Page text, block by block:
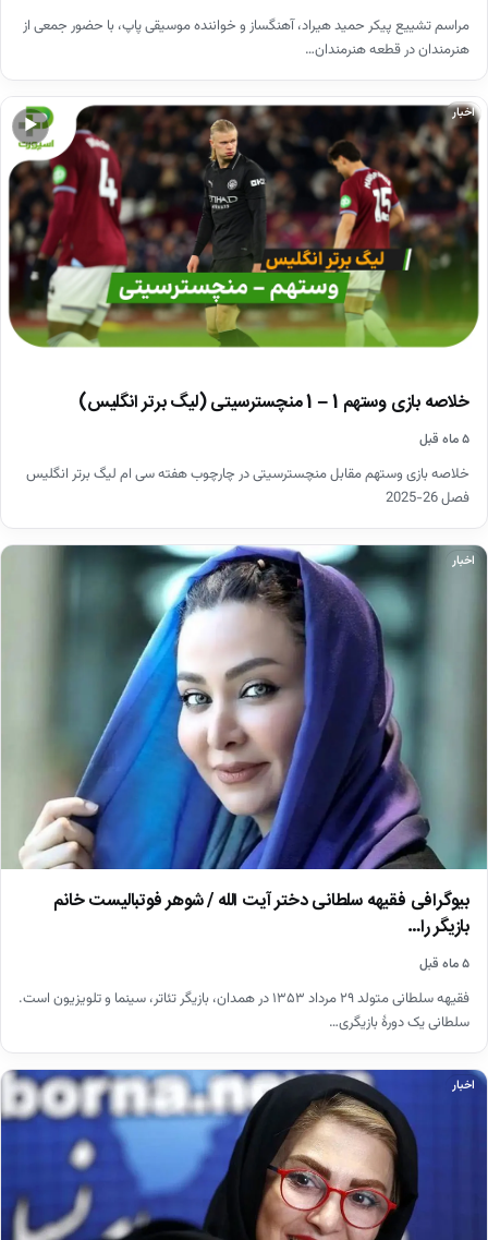
مراسم تشییع پیکر حمید هیراد، آهنگساز و خواننده موسیقی پاپ، با حضور جمعی از
هنرمندان در قطعه هنرمندان…
▶
اخبار
خلاصه بازی وستهم 1 – 1 منچسترسیتی (لیگ برتر انگلیس)
۵ ماه قبل
خلاصه بازی وستهم مقابل منچسترسیتی در چارچوب هفته سی ام لیگ برتر انگلیس
فصل 26-2025
اخبار
بیوگرافی فقیهه سلطانی دختر آیت الله / شوهر فوتبالیست خانم
بازیگر را…
۵ ماه قبل
فقیهه سلطانی متولد ۲۹ مرداد ۱۳۵۳ در همدان، بازیگر تئاتر، سینما و تلویزیون است.
سلطانی یک دورهٔ بازیگری…
اخبار